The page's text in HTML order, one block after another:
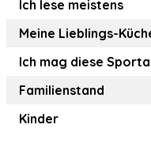
Ich lese meistens
Meine Lieblings-
Ich mag diese
Familienstand
Kinder